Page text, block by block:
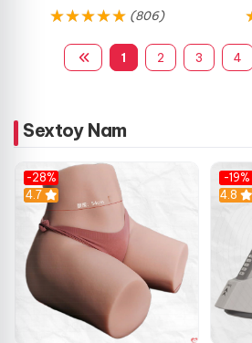
(806)
1 2 3 4
Sextoy Nam
-28%
4.7
-19%
Hot
4.8